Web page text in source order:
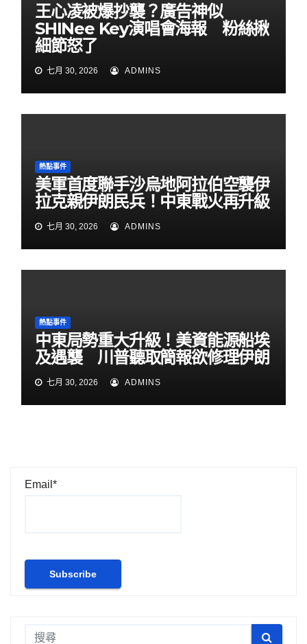
王心凌被爆抄襲？廣告神似
SHINee Key演唱會海報 粉絲揪
細節怒了
七月 30, 2026 ADMINS
熱點事件
美軍首度聯手沙烏地阿拉伯空襲伊
拉克親伊朗民兵！中東戰火再升級
七月 30, 2026 ADMINS
熱點事件
中東局勢重大升級！美資能源船埃
及遇襲 川普聽取簡報欲修理伊朗
七月 30, 2026 ADMINS
Email*